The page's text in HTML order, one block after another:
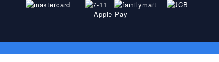
Apple Pay